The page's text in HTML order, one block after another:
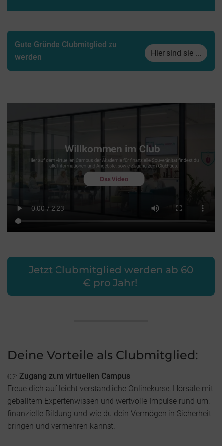
Gute Gründe Clubmitglied zu
werden
Hier sind sie ...
Jetzt Clubmitglied werden ab 60
€ pro Jahr!
Deine Vorteile als Clubmitglied:
👉 Zugang zum virtuellen Campus
Freue dich auf leicht verständliche Onlinekurse, Hörsäle mit
geballtem Expertenwissen und wertvolle Impulse rund um:
finanzielle Bildung und wie du dein Vermögen in Sicherheit
bringen und vermehren kannst.